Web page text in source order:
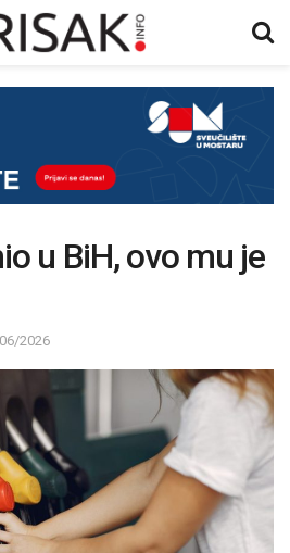
u BiH, ovo mu je
2026